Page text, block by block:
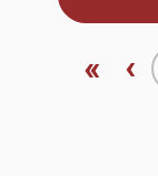
« ‹